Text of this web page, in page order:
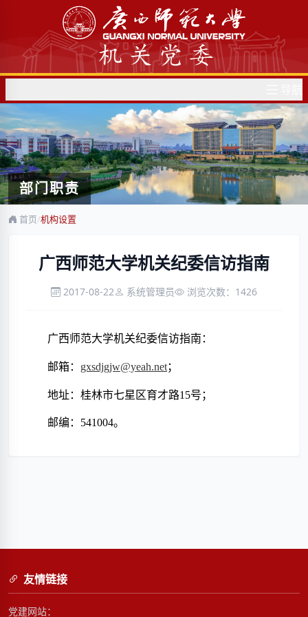
部门职责
首页/机构设置
广西师范大学机关纪委信访指南
2017-08-22 系统管理员 浏览次数： 1426
广西师范大学机关纪委信访指南：
邮箱： gxsdjgjw@yeah.net；
地址：桂林市七星区育才路15号；
邮编： 541004。
友情链接
党建网站：